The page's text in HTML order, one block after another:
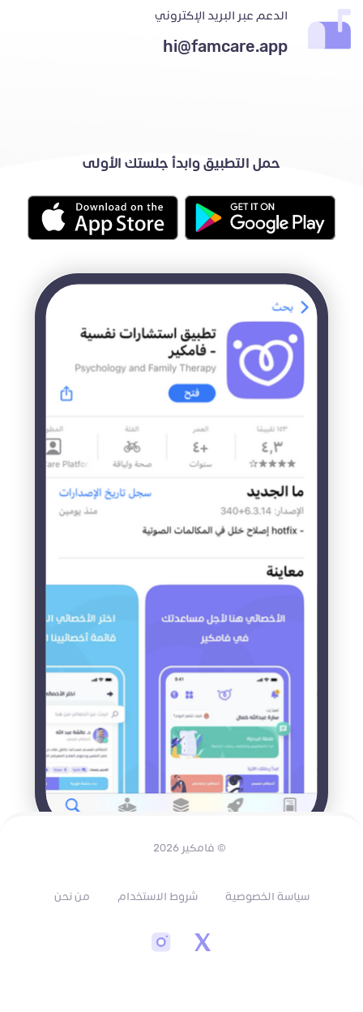
الدعم عبر البريد الإكتروني
hi@famcare.app
حمل التطبيق وابدأ جلستك الأولى
© فامكير 2026
سياسة الخصوصية شروط الاستخدام من نحن